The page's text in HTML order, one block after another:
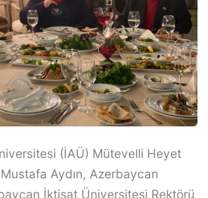
(İAÜ) Mütevelli Heyet
Aydın, Azerbaycan
İktisat Üniversitesi Rektörü